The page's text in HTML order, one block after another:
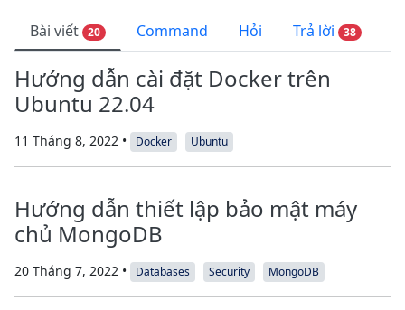
Bài viết 20 Command Hỏi Trả lời 38
Hướng dẫn cài đặt Docker trên
Ubuntu 22.04
11 Tháng 8, 2022 • Docker Ubuntu
Hướng dẫn thiết lập bảo mật máy
chủ MongoDB
20 Tháng 7, 2022 • Databases Security MongoDB